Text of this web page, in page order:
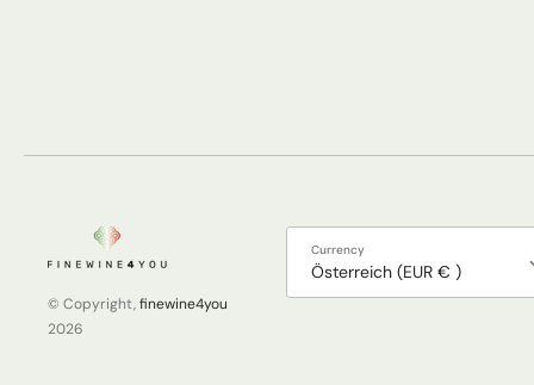
© Copyright,finewine4you
2026
Currency
Österreich (EUR € )